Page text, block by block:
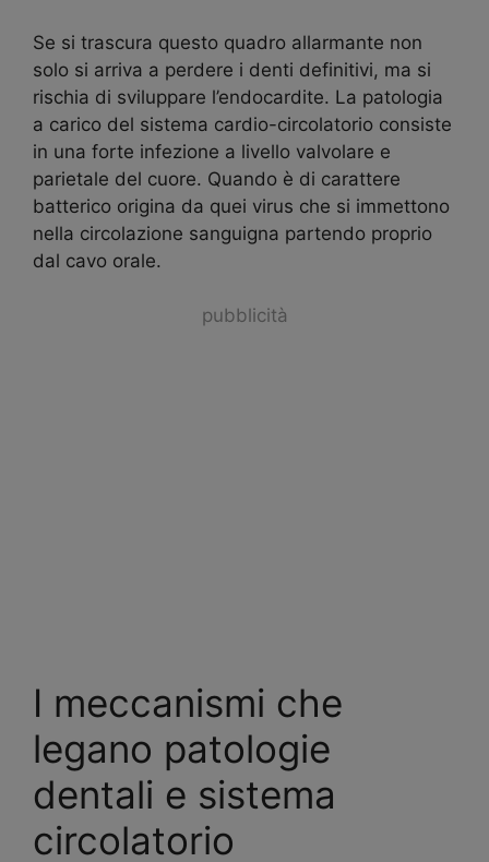
Se si trascura questo quadro allarmante non
solo si arriva a perdere i denti definitivi, ma si
rischia di sviluppare l’endocardite. La patologia
a carico del sistema cardio-circolatorio consiste
in una forte infezione a livello valvolare e
parietale del cuore. Quando è di carattere
batterico origina da quei virus che si immettono
nella circolazione sanguigna partendo proprio
dal cavo orale.
pubblicità
I meccanismi che
legano patologie
dentali e sistema
circolatorio